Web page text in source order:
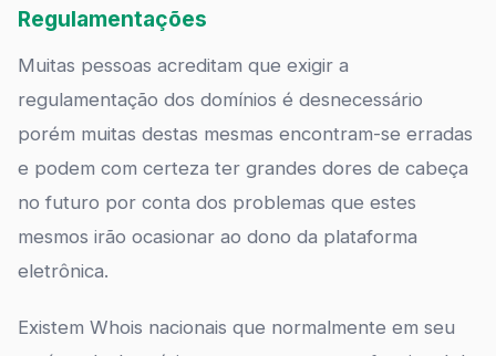
Regulamentações
Muitas pessoas acreditam que exigir a
regulamentação dos domínios é desnecessário
porém muitas destas mesmas encontram-se erradas
e podem com certeza ter grandes dores de cabeça
no futuro por conta dos problemas que estes
mesmos irão ocasionar ao dono da plataforma
eletrônica.
Existem Whois nacionais que normalmente em seu